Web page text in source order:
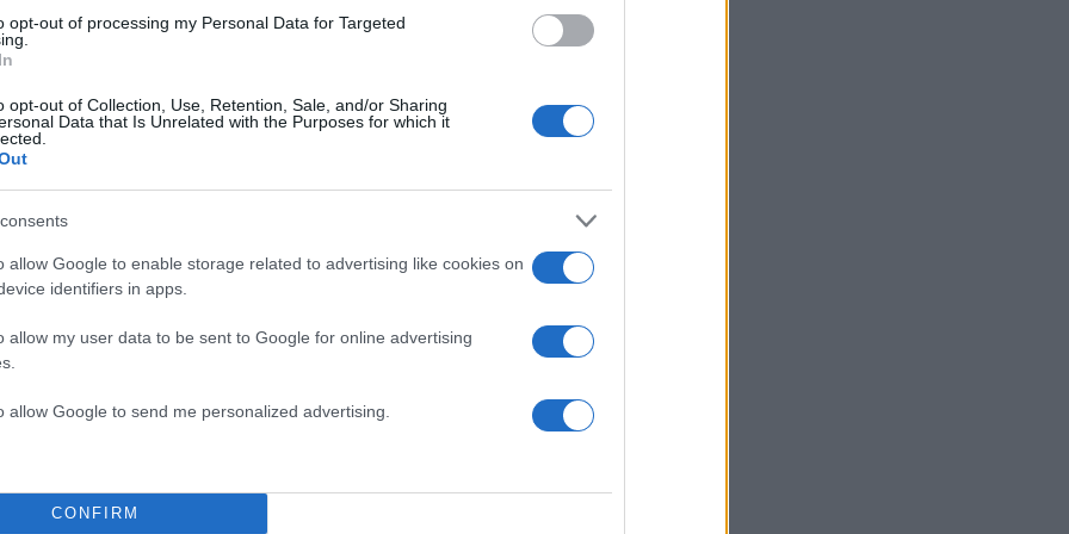
opt-out of processing my Personal Data for Targeted
opt-out of Collection, Use, Retention, Sale, and/or Sharing
Data that Is Unrelated with the Purposes for which it
allow Google to enable storage related to advertising like cookies on
identifiers in apps.
allow my user data to be sent to Google for online advertising
allow Google to send me personalized advertising.
CONFIRM
Υποβολή σχολίου
από reCAPTCHA, ισχύουνΠολιτική Απορρήτου
ΧΑΜΟΓΕΛΟ ΤΟΥ ΠΑΙΔΙΟΥ